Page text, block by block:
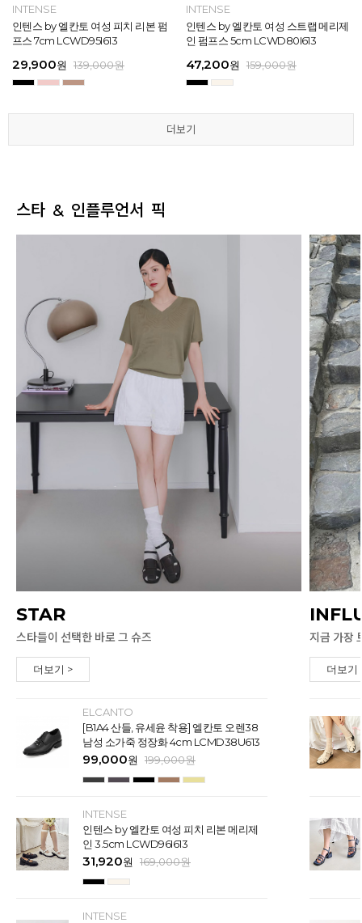
ELCANTO
[EXCLUSIVE] 노엘 엘칸토 여성 젤리
슈즈 2.3cm LCWW01U626
29,000원
MAZZ
마쯔 by 엘칸토 여성 크로스 와이드
스트랩 컴포트 샌들 3.5cm LCWW27
45,900원 159,000원
더보기
INTENSE
인텐스 by 엘칸토 여성 피치 리본 펌
프스 7cm LCWD95I613
29,900원 139,000원
INTENSE
인텐스 by 엘칸토 여성 스트랩 메리제
인 펌프스 5cm LCWD80I613
47,200원 159,000원
더보기
INTENSE
인텐스 by 엘칸토 여성 에나멜 스퀘어
오브제 플랫슈즈 1.5cm LCWD53I613
41,650원 149,000원
INTENSE
인텐스 by 엘칸토 여성 클래식 스트랩
로퍼 2cm LCWD72I613
27,920원 159,000원
더보기
MAZZ
마쯔 by 엘칸토 여성 투밴드 고프코어
플랫 캐주얼 2.5cm LCWC97M613
43,200원 159,000원
MAZZ
마쯔 by 엘칸토 여성 데이엔 스니커즈
3.5cm LCWS20M613
71,400원 189,000원
더보기
ELCANTO
[EXCLUSIVE] 노엘 엘칸토 여성 젤리
슈즈 2.3cm LCWW01U626
29,000원
MAZZ
마쯔 by 엘칸토 여성 크로스 와이드
스트랩 컴포트 샌들 3.5cm LCWW27
45,900원 159,000원
더보기
INTENSE
인텐스 by 엘칸토 여성 피치 리본 펌
프스 7cm LCWD95I613
29,900원 139,000원
INTENSE
인텐스 by 엘칸토 여성 스트랩 메리제
인 펌프스 5cm LCWD80I613
47,200원 159,000원
더보기
스타 & 인플루언서 픽
STAR
스타들이 선택한 바로 그 슈즈
더보기 >
ELCANTO
[B1A4 산들, 유세윤 착용] 엘칸토 오렌38
남성 소가죽 정장화 4cm LCMD38U613
99,000원 199,000원
INTENSE
인텐스 by 엘칸토 여성 피치 리본 메리제
인 3.5cm LCWD96I613
31,920원 169,000원
INTENSE
지금 가장
더보기